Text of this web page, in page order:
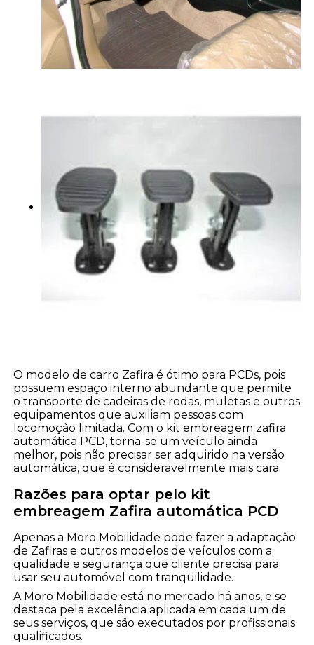
O modelo de carro Zafira é ótimo para PCDs, pois
possuem espaço interno abundante que permite
o transporte de cadeiras de rodas, muletas e outros
equipamentos que auxiliam pessoas com
locomoção limitada. Com o kit embreagem zafira
automática PCD, torna-se um veículo ainda
melhor, pois não precisar ser adquirido na versão
automática, que é consideravelmente mais cara.
Razões para optar pelo kit
embreagem Zafira automática PCD
Apenas a Moro Mobilidade pode fazer a adaptação
de Zafiras e outros modelos de veículos com a
qualidade e segurança que cliente precisa para
usar seu automóvel com tranquilidade.
A Moro Mobilidade está no mercado há anos, e se
destaca pela excelência aplicada em cada um de
seus serviços, que são executados por profissionais
qualificados.